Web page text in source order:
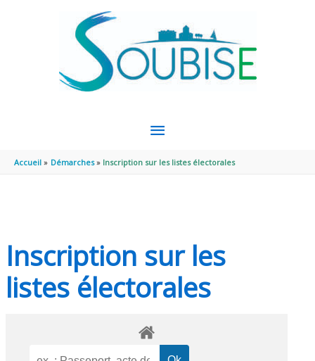
MENU
PRINCIPAL
Accueil Démarches Inscription sur les listes électorales
Inscription sur les
listes électorales